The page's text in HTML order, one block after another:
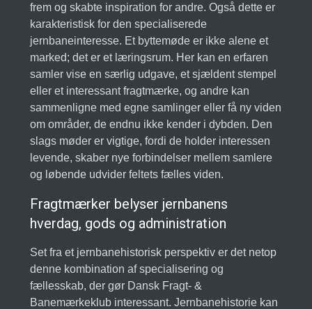
frem og skabte inspiration for andre. Også dette er
karakteristisk for den specialiserede
jernbaneinteresse. Et byttemøde er ikke alene et
marked; det er et læringsrum. Her kan en erfaren
samler vise en særlig udgave, et sjældent stempel
eller et interessant fragtmærke, og andre kan
sammenligne med egne samlinger eller få ny viden
om områder, de endnu ikke kender i dybden. Den
slags møder er vigtige, fordi de holder interessen
levende, skaber nye forbindelser mellem samlere
og løbende udvider feltets fælles viden.
Fragtmærker belyser jernbanens
hverdag, gods og administration
Set fra et jernbanehistorisk perspektiv er det netop
denne kombination af specialisering og
fællesskab, der gør Dansk Fragt- &
Banemærkeklub interessant. Jernbanehistorie kan